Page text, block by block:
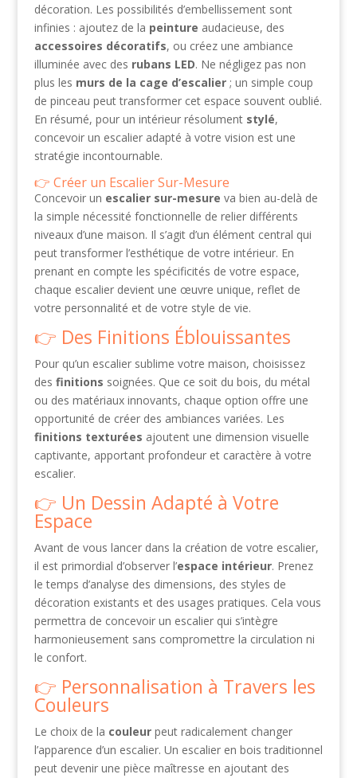
décoration. Les possibilités d’embellissement sont
infinies : ajoutez de la peinture audacieuse, des
accessoires décoratifs, ou créez une ambiance
illuminée avec des rubans LED. Ne négligez pas non
plus les murs de la cage d’escalier; un simple coup
de pinceau peut transformer cet espace souvent oublié.
En résumé, pour un intérieur résolument stylé,
concevoir un escalier adapté à votre vision est une
stratégie incontournable.
Créer un Escalier Sur-Mesure
Concevoir un escalier sur-mesure va bien au-delà de
la simple nécessité fonctionnelle de relier différents
niveaux d’une maison. Il s’agit d’un élément central qui
peut transformer l’esthétique de votre intérieur. En
prenant en compte les spécificités de votre espace,
chaque escalier devient une œuvre unique, reflet de
votre personnalité et de votre style de vie.
Des Finitions Éblouissantes
Pour qu’un escalier sublime votre maison, choisissez
des finitions soignées. Que ce soit du bois, du métal
ou des matériaux innovants, chaque option offre une
opportunité de créer des ambiances variées. Les
finitions texturées ajoutent une dimension visuelle
captivante, apportant profondeur et caractère à votre
escalier.
Un Dessin Adapté à Votre
Espace
Avant de vous lancer dans la création de votre escalier,
il est primordial d’observer l’espace intérieur. Prenez
le temps d’analyse des dimensions, des styles de
décoration existants et des usages pratiques. Cela vous
permettra de concevoir un escalier qui s’intègre
harmonieusement sans compromettre la circulation ni
le confort.
Personnalisation à Travers les
Couleurs
Le choix de la couleurpeut radicalement changer
l’apparence d’un escalier. Un escalier en bois traditionnel
peut devenir une pièce maîtresse en ajoutant des